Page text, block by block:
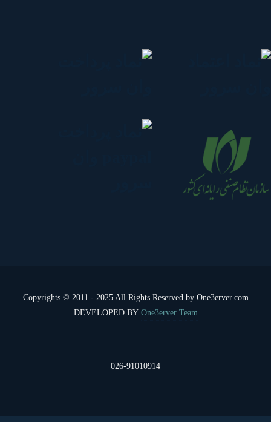
Copyrights © 2011 - 2025 All Rights Reserved by One3erver.com
One3erver Team
DEVELOPED BY
026-91010914